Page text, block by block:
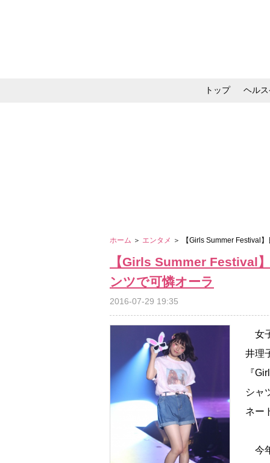
トップ ヘル
ホーム ＞ エンタメ ＞ 【Girls Summer Festival
【Girls Summer Festival
ンツで可憐オーラ
2016-07-29 19:35
女
井理
『
シャ
ネー
今